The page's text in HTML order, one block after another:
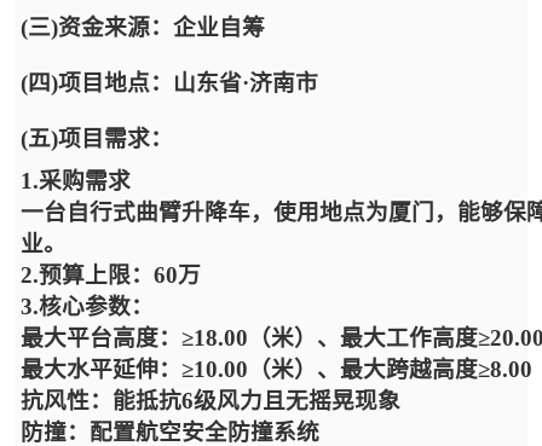
(三)资金来源：企业自筹
(四)项目地点：山东省·济南市
(五)项目需求：
1.采购需求
一台自行式曲臂升降车，使用地点为厦门，能够
业。
2.预算上限：60万
3.核心参数：
最大平台高度：≥18.00（米）、最大工作高度
最大水平延伸：≥10.00（米）、最大跨越高度≥8.00
抗风性：能抵抗6级风力且无摇晃现象
防撞：配置航空安全防撞系统